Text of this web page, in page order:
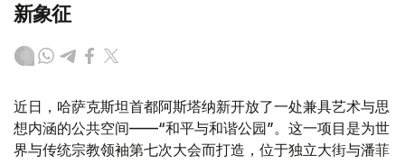
新象征
近日，哈萨克斯坦首都阿斯塔纳新开放了一处兼具艺术与思
想内涵的公共空间——“和平与和谐公园”。这一项目是为世
界与传统宗教领袖第七次大会而打造，位于独立大街与潘菲